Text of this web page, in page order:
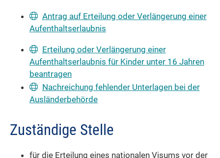
Antrag auf Erteilung oder Verlängerung einer
Aufenthaltserlaubnis
Erteilung oder Verlängerung einer
Aufenthaltserlaubnis für Kinder unter 16 Jahren
beantragen
Nachreichung fehlender Unterlagen bei der
Ausländerbehörde
Zuständige Stelle
für die Erteilung eines nationalen Visums vor der